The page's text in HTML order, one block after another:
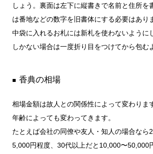
しょう。裏面は左下に縦書きで名前と住所を
は番地などの数字を旧書体にする必要はあり
中袋に入れるお札には新札を使わないように
しかない場合は一度折り目をつけてから包む
■ 香典の相場
相場金額は故人との関係性によって変わりま
年齢によっても変わってきます。
たとえば会社の同僚や友人・知人の場合なら
5,000円程度、30代以上だと10,000〜50,000